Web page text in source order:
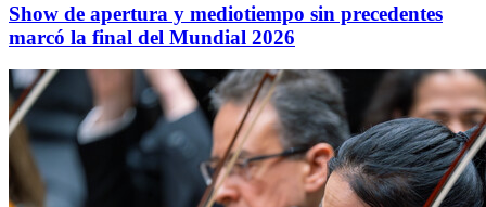
Show de apertura y mediotiempo sin precedentes
marcó la final del Mundial 2026